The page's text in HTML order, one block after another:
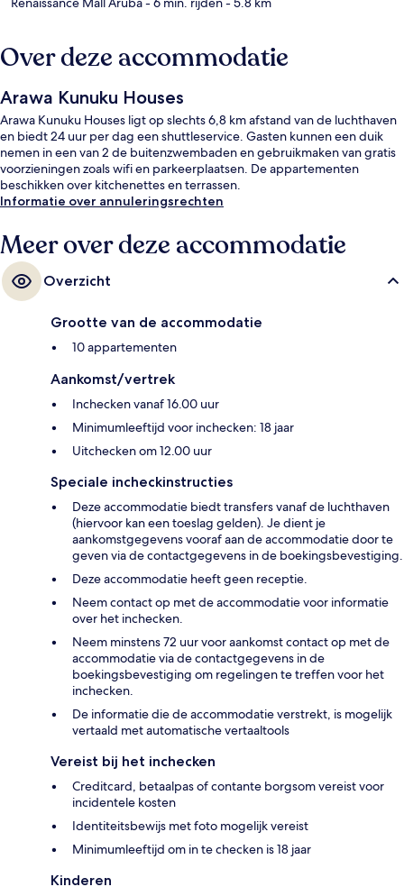
Over deze accommodatie
Arawa Kunuku Houses
Arawa Kunuku Houses ligt op slechts 6,8 km afstand van de luchthaven
en biedt 24 uur per dag een shuttleservice. Gasten kunnen een duik
nemen in een van 2 de buitenzwembaden en gebruikmaken van gratis
voorzieningen zoals wifi en parkeerplaatsen. De appartementen
beschikken over kitchenettes en terrassen.
Informatie over annuleringsrechten
Meer over deze accommodatie
Overzicht
Grootte van de accommodatie
10 appartementen
Aankomst/vertrek
Inchecken vanaf 16.00 uur
Minimumleeftijd voor inchecken: 18 jaar
Uitchecken om 12.00 uur
Speciale incheckinstructies
Deze accommodatie biedt transfers vanaf de luchthaven
(hiervoor kan een toeslag gelden). Je dient je
aankomstgegevens vooraf aan de accommodatie door te
geven via de contactgegevens in de boekingsbevestiging.
Deze accommodatie heeft geen receptie.
Neem contact op met de accommodatie voor informatie
over het inchecken.
Neem minstens 72 uur voor aankomst contact op met de
accommodatie via de contactgegevens in de
boekingsbevestiging om regelingen te treffen voor het
inchecken.
De informatie die de accommodatie verstrekt, is mogelijk
vertaald met automatische vertaaltools
Vereist bij het inchecken
Creditcard, betaalpas of contante borgsom vereist voor
incidentele kosten
Identiteitsbewijs met foto mogelijk vereist
Minimumleeftijd om in te checken is 18 jaar
Kinderen